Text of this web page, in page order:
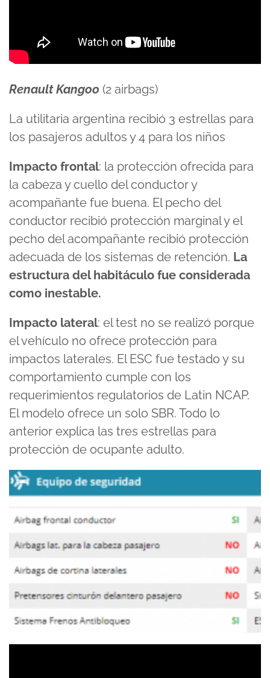
Renault Kangoo (2 airbags)
La utilitaria argentina recibió 3 estrellas para
los pasajeros adultos y 4 para los niños
Impacto frontal: la protección ofrecida para
la cabeza y cuello del conductor y
acompañante fue buena. El pecho del
conductor recibió protección marginal y el
pecho del acompañante recibió protección
adecuada de los sistemas de retención. La
estructura del habitáculo fue considerada
como inestable.
Impacto lateral: el test no se realizó porque
el vehículo no ofrece protección para
impactos laterales. El ESC fue testado y su
comportamiento cumple con los
requerimientos regulatorios de Latin NCAP.
El modelo ofrece un solo SBR. Todo lo
anterior explica las tres estrellas para
protección de ocupante adulto.